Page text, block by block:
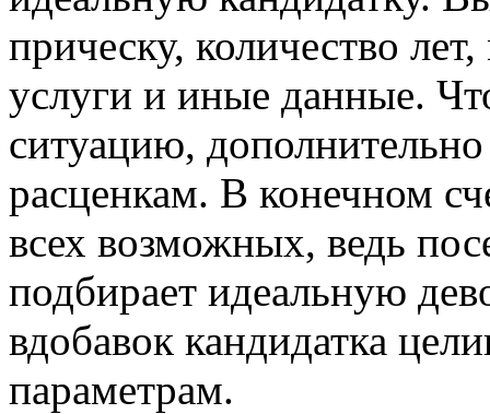
прическу, количество
услуги и иные данные.
ситуацию,
расценкам. В конечном
всех возможных, ведь
подбирает идеальную
вдобавок кандидатка
параметрам.